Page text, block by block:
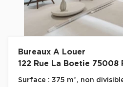
Bureaux A Louer
122 Rue La Boetie 75008
Surface : 375 m², non